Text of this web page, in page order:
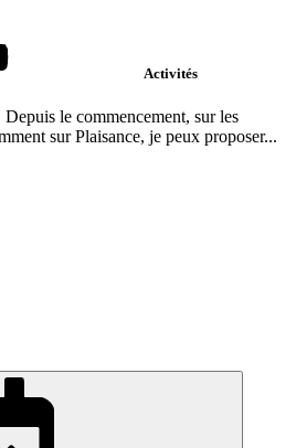
Activités
le commencement, sur les
sur Plaisance, je peux proposer...